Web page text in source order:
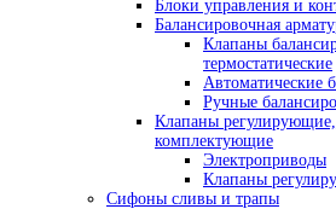
Блоки управления и
Балансировочная
Клапаны
термостатические
Автоматические
Ручные
Клапаны
комплектующие
Электроприводы
Клапаны
Сифоны сливы и трапы